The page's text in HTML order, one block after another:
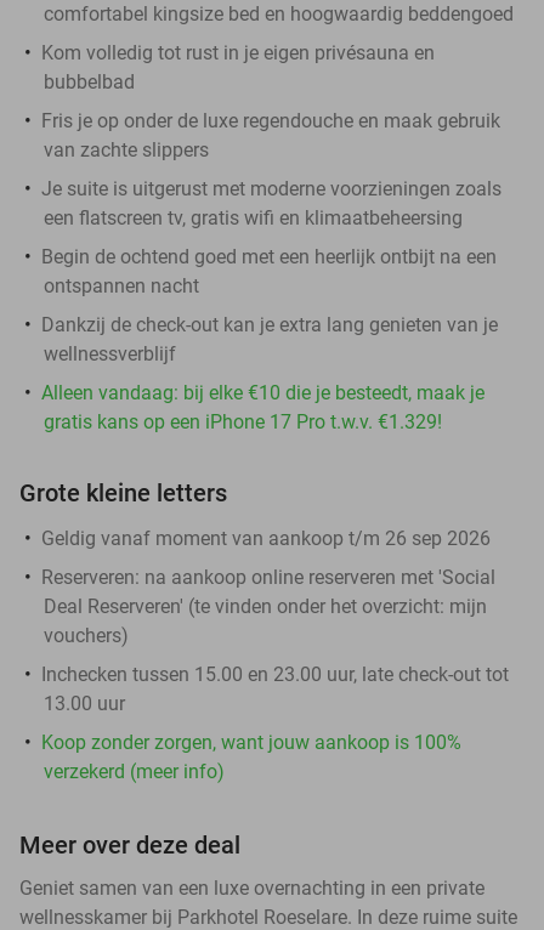
comfortabel kingsize bed en hoogwaardig beddengoed
Kom volledig tot rust in je eigen privésauna en
bubbelbad
Fris je op onder de luxe regendouche en maak gebruik
van zachte slippers
Je suite is uitgerust met moderne voorzieningen zoals
een flatscreen tv, gratis wifi en klimaatbeheersing
Begin de ochtend goed met een heerlijk ontbijt na een
ontspannen nacht
Dankzij de check-out kan je extra lang genieten van je
wellnessverblijf
Alleen vandaag: bij elke €10 die je besteedt, maak je
gratis kans op een iPhone 17 Pro t.w.v. €1.329!
Grote kleine letters
Geldig vanaf moment van aankoop t/m 26 sep 2026
Reserveren: na aankoop online reserveren met 'Social
Deal Reserveren' (te vinden onder het overzicht: mijn
vouchers)
Inchecken tussen 15.00 en 23.00 uur, late check-out tot
13.00 uur
Koop zonder zorgen, want jouw aankoop is 100%
verzekerd (meer info)
Meer over deze deal
Geniet samen van een luxe overnachting in een private
wellnesskamer bij Parkhotel Roeselare. In deze ruime suite